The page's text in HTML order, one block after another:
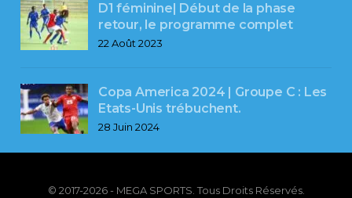
D1 féminine| Début de la phase
retour, le programme complet
22 Août 2023
Copa America 2024 | Groupe C : Les
Etats-Unis trébuchent.
28 Juin 2024
© 2017-2026 - MEGA SPORTS. Tous Droits Réservés.